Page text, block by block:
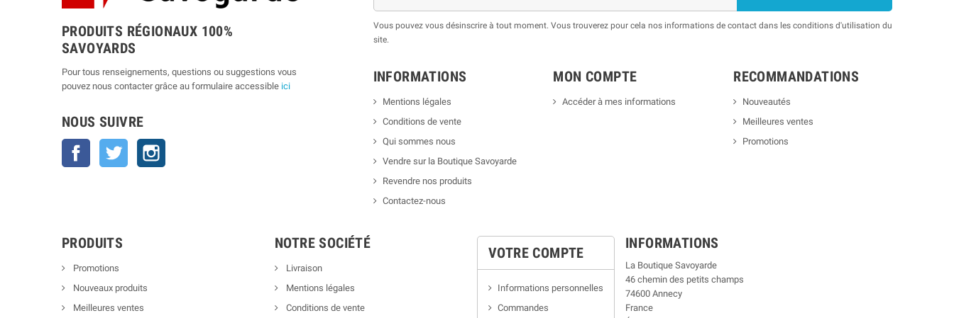
PRODUITS RÉGIONAUX 100%
SAVOYARDS
Pour tous renseignements, questions ou suggestions vous
pouvez nous contacter grâce au formulaire accessible ici
NOUS SUIVRE
Facebook Twitter
Vous pouvez vous désinscrire à tout moment. Vous trouverez pour cela nos informations de contact dans les conditions d'utilisation du
site.
INFORMATIONS
Mentions légales
Conditions de vente
Qui sommes nous
Vendre sur la Boutique Savoyarde
Revendre nos produits
Contactez-nous
MON COMPTE
Accéder à mes informations
RECOMMANDATIONS
Nouveautés
Meilleures ventes
Promotions
PRODUITS
Promotions
Nouveaux produits
Meilleures ventes
NOTRE SOCIÉTÉ
Livraison
Mentions légales
Conditions de vente
VOTRE COMPTE
Informations personnelles
Commandes
INFORMATIONS
La Boutique Savoyarde
46 chemin des petits champs
74600 Annecy
France